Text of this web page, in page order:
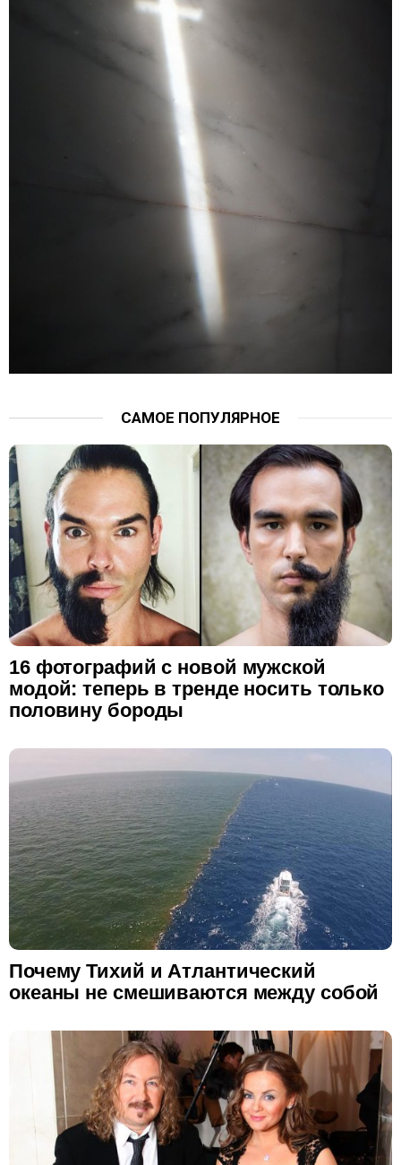
САМОЕ ПОПУЛЯРНОЕ
16 фотографий с новой мужской
модой: теперь в тренде носить только
половину бороды
Почему Тихий и Атлантический
океаны не смешиваются между собой